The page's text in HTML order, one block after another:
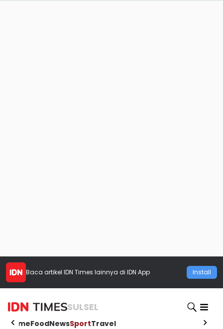
Baca artikel IDN Times lainnya di IDN App Install
SULSEL
HomeFoodNewsSportTravel